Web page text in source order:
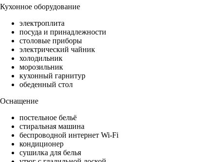
Кухонное оборудование
электроплита
посуда и принадлежности
столовые приборы
электрический чайник
холодильник
морозильник
кухонный гарнитур
обеденный стол
Оснащение
постельное бельё
стиральная машина
беспроводной интернет Wi-Fi
кондиционер
сушилка для белья